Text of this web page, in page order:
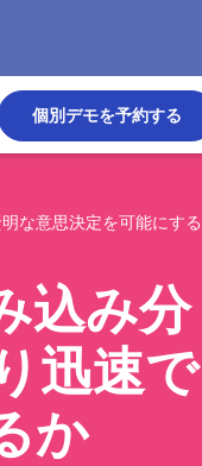
個別デモを予約する
な意思決定を可能にする
込み分
迅速で
か